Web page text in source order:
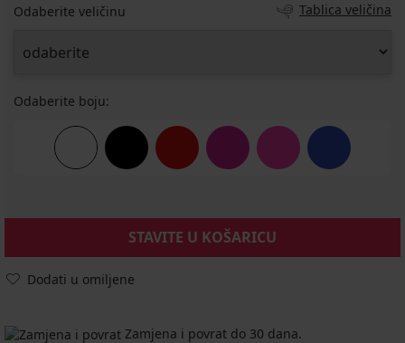
Odaberite veličinu Tablica veličina
Odaberite boju:
STAVITE U KOŠARICU
Dodati u omiljene
Zamjena i povrat do 30 dana.